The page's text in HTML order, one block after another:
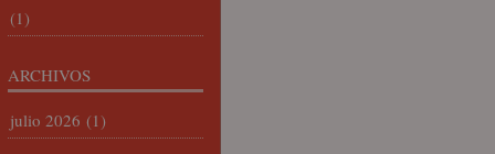
(1)
ARCHIVOS
julio 2026 (1)